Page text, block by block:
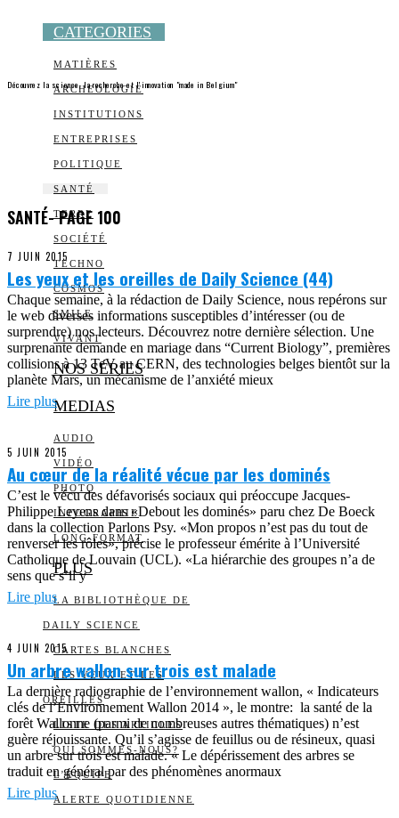
CATEGORIES
MATIÈRES
ARCHEOLOGIE
INSTITUTIONS
ENTREPRISES
POLITIQUE
SANTÉ
TERRE
SOCIÉTÉ
TECHNO
COSMOS
SMILE
VIVANT
NOS SÉRIES
MEDIAS
AUDIO
VIDÉO
PHOTO
INFOGRAPHIE
LONG FORMAT
PLUS
LA BIBLIOTHÈQUE DE
DAILY SCIENCE
CARTES BLANCHES
LES YEUX ET LES
OREILLES
LISTE DES ARTICLES
QUI SOMMES-NOUS?
L’ÉQUIPE
ALERTE QUOTIDIENNE
Découvrez la science, la recherche et l’innovation "made in Belgium"
SANTÉ- PAGE 100
7 JUIN 2015
Les yeux et les oreilles de Daily Science (44)
Chaque semaine, à la rédaction de Daily Science, nous repérons sur
le web diverses informations susceptibles d’intéresser (ou de
surprendre) nos lecteurs. Découvrez notre dernière sélection. Une
surprenante demande en mariage dans “Current Biology”, premières
collisions à 13 TeV au CERN, des technologies belges bientôt sur la
planète Mars, un mécanisme de l’anxiété mieux
Lire plus
5 JUIN 2015
Au cœur de la réalité vécue par les dominés
C’est le vécu des défavorisés sociaux qui préoccupe Jacques-
Philippe Leyens dans «Debout les dominés» paru chez De Boeck
dans la collection Parlons Psy. «Mon propos n’est pas du tout de
renverser les rôles», précise le professeur émérite à l’Université
Catholique de Louvain (UCL). «La hiérarchie des groupes n’a de
sens que s’il y
Lire plus
4 JUIN 2015
Un arbre wallon sur trois est malade
La dernière radiographie de l’environnement wallon, « Indicateurs
clés de l’Environnement Wallon 2014 », le montre: la santé de la
forêt Wallonne (parmi de nombreuses autres thématiques) n’est
guère réjouissante. Qu’il s’agisse de feuillus ou de résineux, quasi
un arbre sur trois est malade. « Le dépérissement des arbres se
traduit en général par des phénomènes anormaux
Lire plus